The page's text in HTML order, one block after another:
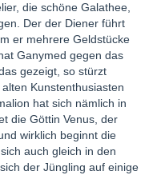
die schöne Galathee,
Der der Diener führt
er mehrere Geldstücke
Ganymed gegen das
gezeigt, so stürzt
Kunstenthusiasten
hat sich nämlich in
die Göttin Venus, der
wirklich beginnt die
auch gleich in den
der Jüngling auf einige